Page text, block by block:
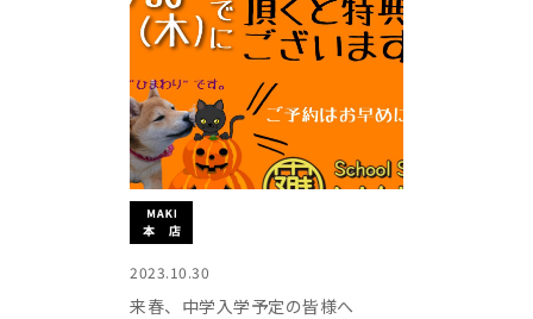
2023.10.30
来春、中学入学予定の皆様へ